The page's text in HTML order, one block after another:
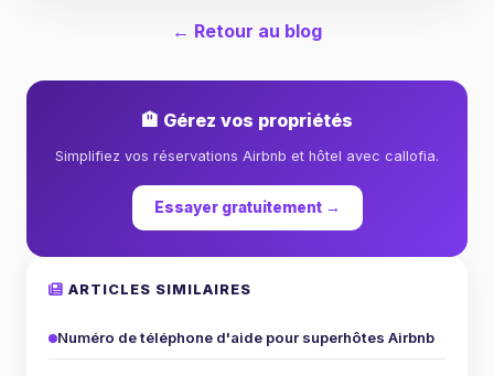
← Retour au blog
🏨 Gérez vos propriétés
Simplifiez vos réservations Airbnb et hôtel avec callofia.
Essayer gratuitement →
ARTICLES SIMILAIRES
Numéro de téléphone d'aide pour superhôtes Airbnb